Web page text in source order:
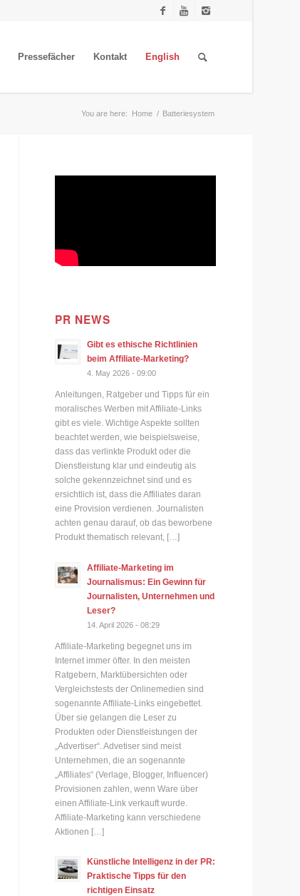
Pressefächer Kontakt English
You are here: Home / Batteriesystem
PR NEWS
Gibt es ethische Richtlinien
beim Affiliate-Marketing?
4. May 2026 - 09:00
Anleitungen, Ratgeber und Tipps für ein
moralisches Werben mit Affiliate-Links
gibt es viele. Wichtige Aspekte sollten
beachtet werden, wie beispielsweise,
dass das verlinkte Produkt oder die
Dienstleistung klar und eindeutig als
solche gekennzeichnet sind und es
ersichtlich ist, dass die Affiliates daran
eine Provision verdienen. Journalisten
achten genau darauf, ob das beworbene
Produkt thematisch relevant, […]
Affiliate-Marketing im
Journalismus: Ein Gewinn für
Journalisten, Unternehmen und
Leser?
14. April 2026 - 08:29
Affiliate-Marketing begegnet uns im
Internet immer öfter. In den meisten
Ratgebern, Marktübersichten oder
Vergleichstests der Onlinemedien sind
sogenannte Affiliate-Links eingebettet.
Über sie gelangen die Leser zu
Produkten oder Dienstleistungen der
„Advertiser“. Advetiser sind meist
Unternehmen, die an sogenannte
„Affiliates“ (Verlage, Blogger, Influencer)
Provisionen zahlen, wenn Ware über
einen Affiliate-Link verkauft wurde.
Affiliate-Marketing kann verschiedene
Aktionen […]
Künstliche Intelligenz in der PR:
Praktische Tipps für den
richtigen Einsatz